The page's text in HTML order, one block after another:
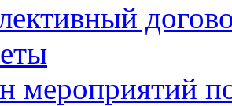
мероприятий